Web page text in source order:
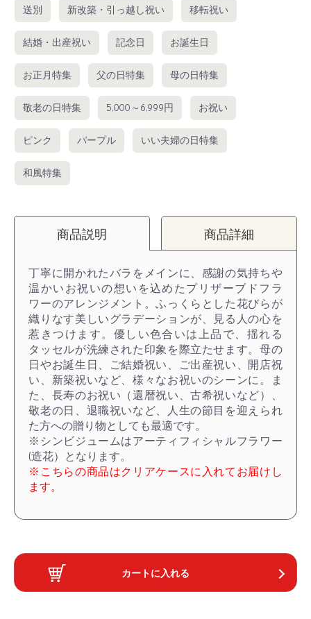
送別 新改築・引っ越し祝い 移転祝い
結婚・出産祝い 記念日 お誕生日
お正月特集 父の日特集 母の日特集
敬老の日特集 5,000～6,999円 お祝い
ピンク パープル いい夫婦の日特集
和風特集
商品説明 商品詳細
丁寧に開かれたバラをメインに、感謝の気持ちや
温かいお祝いの想いを込めたプリザーブドフラ
ワーのアレンジメント。ふっくらとした花びらが
織りなす美しいグラデーションが、見る人の心を
惹きつけます。優しい色合いは上品で、揺れる
タッセルが洗練された印象を際立たせます。母の
日やお誕生日、ご結婚祝い、ご出産祝い、開店祝
い、新築祝いなど、様々なお祝いのシーンに。ま
た、長寿のお祝い（還暦祝い、古希祝いなど）、
敬老の日、退職祝いなど、人生の節目を迎えられ
た方への贈り物としても最適です。
※シンビジュームはアーティフィシャルフラワー
(造花）となります。
※こちらの商品はクリアケースに入れてお届けし
ます。
カートに入れる